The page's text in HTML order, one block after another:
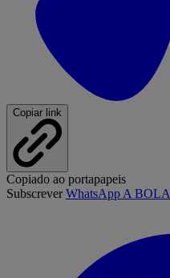
Copiar link
Copiado ao portapapeis
SubscreverWhatsApp A BOLA